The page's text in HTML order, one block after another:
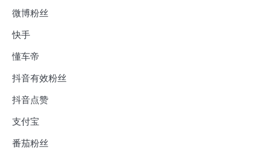
微博粉丝
快手
懂车帝
抖音有效粉丝
抖音点赞
支付宝
番茄粉丝